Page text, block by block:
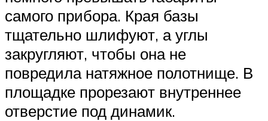
самого прибора. Края базы
тщательно шлифуют, а углы
закругляют, чтобы она не
повредила натяжное полотнище. В
площадке прорезают внутреннее
отверстие под динамик.